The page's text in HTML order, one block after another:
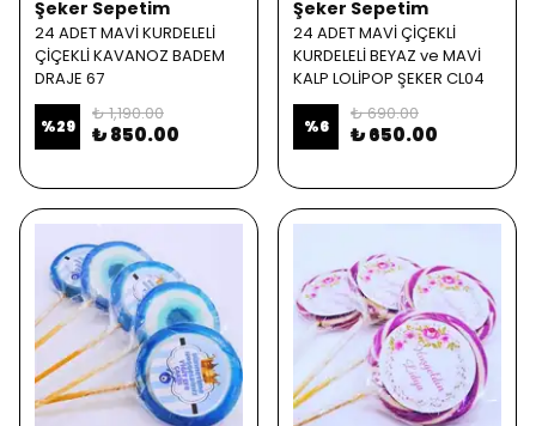
Şeker Sepetim
24 ADET MAVİ KURDELELİ
ÇİÇEKLİ KAVANOZ BADEM
DRAJE 67
%29
₺ 1,190.00
₺ 850.00
Şeker Sepetim
24 ADET MAVİ ÇİÇEKLİ
KURDELELİ BEYAZ ve MAVİ
KALP LOLİPOP ŞEKER CL04
%6
₺ 690.00
₺ 650.00